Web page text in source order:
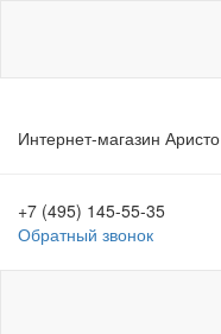
Интернет-магазин Аристо
+7 (495) 145-55-35
Обратный звонок